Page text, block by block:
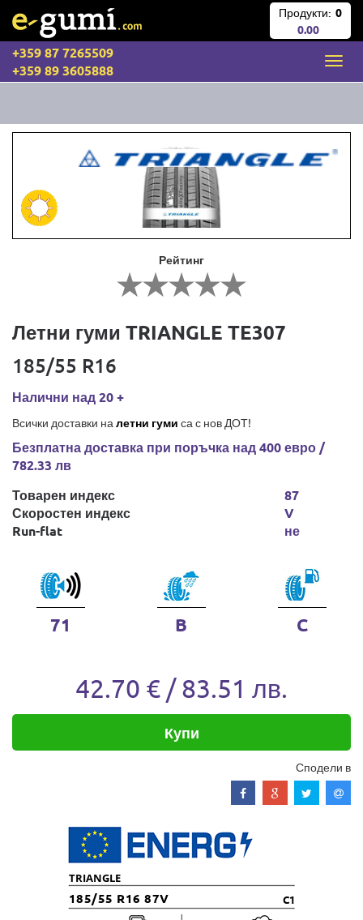
Продукти: 0
0.00
+359 87 7265509
+359 89 3605888
Рейтинг
Летни гуми TRIANGLE TE307
185/55 R16
Налични над 20 +
Всички доставки на летни гуми са с нов ДОТ!
Безплатна доставка при поръчка над 400 евро /
782.33 лв
Товарен индекс
Скоростен индекс
Run-flat
87
V
не
71 B C
42.70 € / 83.51 лв.
Купи
Сподели в
TRIANGLE
185/55 R16 87V C1